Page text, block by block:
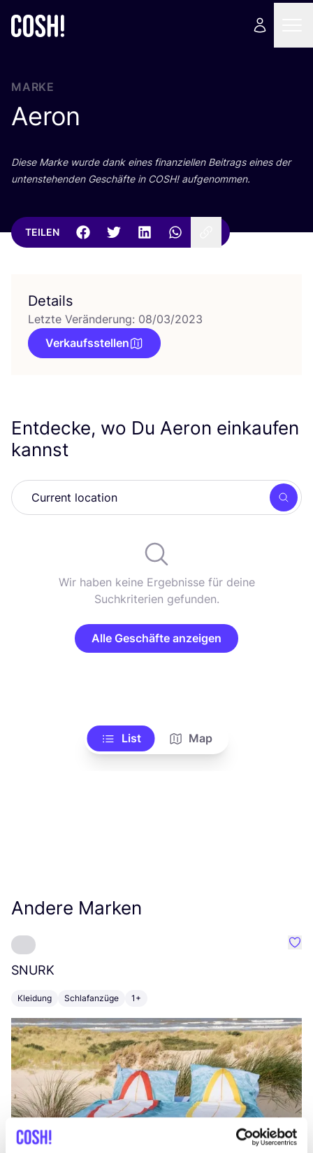
MARKE
Aeron
Die­se Mar­ke wur­de dank eines finan­zi­el­len Bei­trags eines der
unten­ste­hen­den Geschäf­te in COSH! aufgenommen.
TEILEN
Details
Letzte Veränderung: 08/03/2023
Verkaufsstellen
Entdecke, wo Du Aeron einkaufen
kannst
Wir haben keine Ergebnisse für deine
Suchkriterien gefunden.
Alle Geschäfte anzeigen
List Map
Andere Marken
SNURK
Kleidung Schlafanzüge 1+